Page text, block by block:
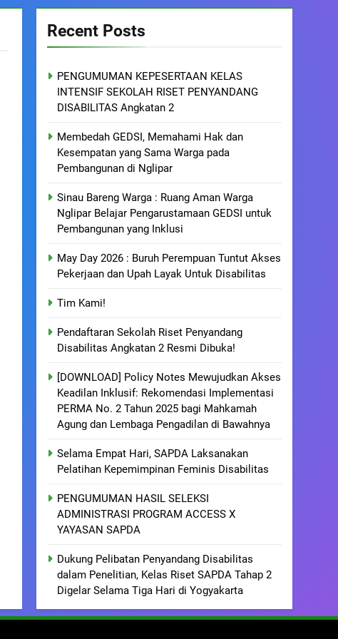
Recent Posts
PENGUMUMAN KEPESERTAAN KELAS
INTENSIF SEKOLAH RISET PENYANDANG
DISABILITAS Angkatan 2
Membedah GEDSI, Memahami Hak dan
Kesempatan yang Sama Warga pada
Pembangunan di Nglipar
Sinau Bareng Warga : Ruang Aman Warga
Nglipar Belajar Pengarustamaan GEDSI untuk
Pembangunan yang Inklusi
May Day 2026 : Buruh Perempuan Tuntut Akses
Pekerjaan dan Upah Layak Untuk Disabilitas
Tim Kami!
Pendaftaran Sekolah Riset Penyandang
Disabilitas Angkatan 2 Resmi Dibuka!
[DOWNLOAD] Policy Notes Mewujudkan Akses
Keadilan Inklusif: Rekomendasi Implementasi
PERMA No. 2 Tahun 2025 bagi Mahkamah
Agung dan Lembaga Pengadilan di Bawahnya
Selama Empat Hari, SAPDA Laksanakan
Pelatihan Kepemimpinan Feminis Disabilitas
PENGUMUMAN HASIL SELEKSI
ADMINISTRASI PROGRAM ACCESS X
YAYASAN SAPDA
Dukung Pelibatan Penyandang Disabilitas
dalam Penelitian, Kelas Riset SAPDA Tahap 2
Digelar Selama Tiga Hari di Yogyakarta